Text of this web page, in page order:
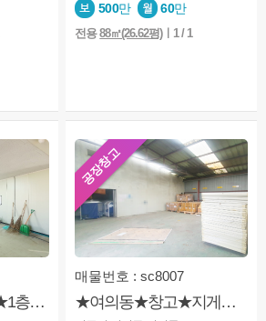
500만 60만
전용88㎡(26.62평)ㅣ1 / 1
★우아동★호성동★1층상가★용도상 공장★창고형 사무실★주차가능
공장창고
매물번호 : sc8007
★여의동★창고★지게차가능★주차장넓음★사무실추가임대가능